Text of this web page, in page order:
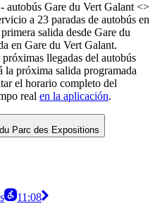
autobús Gare du Vert Galant <>
a 23 paradas de autobús en
salida desde Gare du
en Gare du Vert Galant.
llegadas del autobús
la próxima salida programada
el horario completo del
real en la aplicación.
Parc des Expositions
11:08